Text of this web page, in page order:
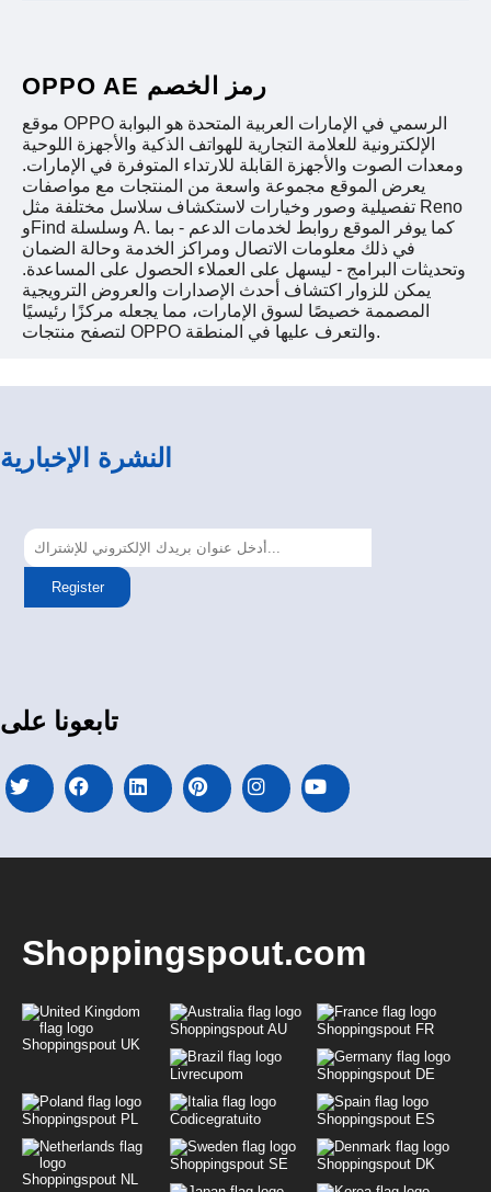
OPPO AE رمز الخصم
موقع OPPO الرسمي في الإمارات العربية المتحدة هو البوابة
الإلكترونية للعلامة التجارية للهواتف الذكية والأجهزة اللوحية
ومعدات الصوت والأجهزة القابلة للارتداء المتوفرة في الإمارات.
يعرض الموقع مجموعة واسعة من المنتجات مع مواصفات
تفصيلية وصور وخيارات لاستكشاف سلاسل مختلفة مثل Reno
وFind وسلسلة A. كما يوفر الموقع روابط لخدمات الدعم - بما
في ذلك معلومات الاتصال ومراكز الخدمة وحالة الضمان
وتحديثات البرامج - ليسهل على العملاء الحصول على المساعدة.
يمكن للزوار اكتشاف أحدث الإصدارات والعروض الترويجية
المصممة خصيصًا لسوق الإمارات، مما يجعله مركزًا رئيسيًا
لتصفح منتجات OPPO والتعرف عليها في المنطقة.
النشرة الإخبارية
Register
تابعونا على
Shoppingspout.com
Shoppingspout UK
Shoppingspout AU Shoppingspout FR
Livrecupom Shoppingspout DE
Shoppingspout PL Codicegratuito Shoppingspout ES
Shoppingspout NL
Shoppingspout SE Shoppingspout DK